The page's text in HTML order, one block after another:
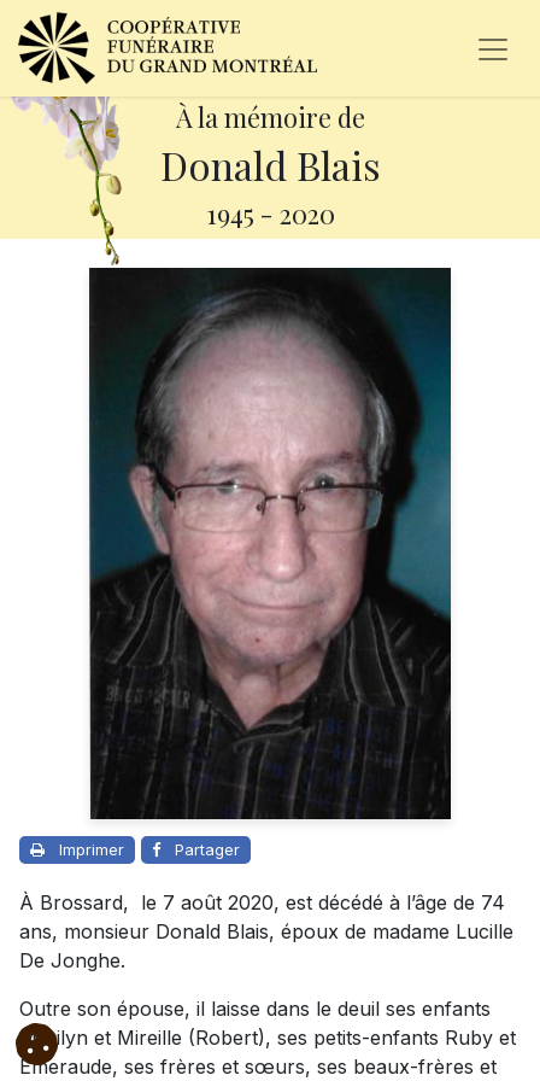
À la mémoire de
Donald Blais
1945 - 2020
Imprimer Partager
À Brossard, le 7 août 2020, est décédé à l’âge de 74
ans, monsieur Donald Blais, époux de madame Lucille
De Jonghe.
Outre son épouse, il laisse dans le deuil ses enfants
Marilyn et Mireille (Robert), ses petits-enfants Ruby et
Émeraude, ses frères et sœurs, ses beaux-frères et